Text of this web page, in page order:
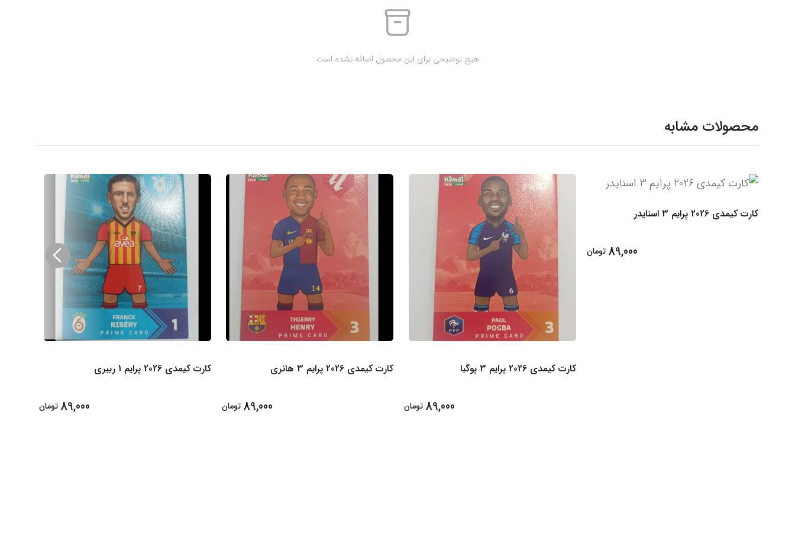
محصولات مشابه
کارت کیمدی 2026 پرایم 3 اسنایدر
89,000 تومان
کارت کیمدی 2026 پرایم 3 پوگبا
89,000 تومان
کارت کیمدی 2026 پرایم 3 هانری
89,000 تومان
کارت کیمدی 2026 پرایم 1 ریبری
89,000 تومان